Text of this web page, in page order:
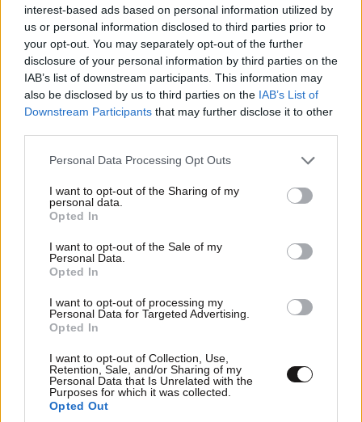
interest-based ads based on personal information utilized by
us or personal information disclosed to third parties prior to
your opt-out. You may separately opt-out of the further
disclosure of your personal information by third parties on the
IAB’s list of downstream participants. This information may
also be disclosed by us to third parties on the IAB’s List of
Downstream Participants that may further disclose it to other
Please note that this website/app uses one or more Google
not limited to your visit or usage behaviour. You may click to
grant or deny consent to Google and its third-party tags to
use your data for below specified purposes in below Google
consent section.
Personal Data Processing Opt Outs
I want to opt-out of the Sharing of my
personal data.
Opted In
I want to opt-out of the Sale of my
Personal Data.
Opted In
I want to opt-out of processing my
Personal Data for Targeted Advertising.
Opted In
I want to opt-out of Collection, Use,
Retention, Sale, and/or Sharing of my
Personal Data that Is Unrelated with the
Purposes for which it was collected.
Opted Out
08·08·2026 09:01
Νία Βαρντάλος – Σπύρος Κατσαγάνης: Μια
σχέση που θυμίζει σενάριο ταινίας και μετρά